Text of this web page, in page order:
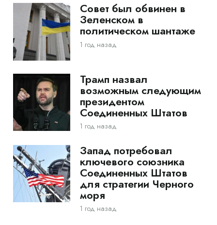
Совет был обвинен в
Зеленском в
политическом шантаже
1 год назад
Трамп назвал
возможным следующим
президентом
Соединенных Штатов
1 год назад
Запад потребовал
ключевого союзника
Соединенных Штатов
для стратегии Черного
моря
1 год назад